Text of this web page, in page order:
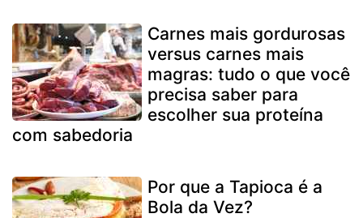
Carnes mais gordurosas
versus carnes mais
magras: tudo o que você
precisa saber para
escolher sua proteína
com sabedoria
Por que a Tapioca é a
Bola da Vez?